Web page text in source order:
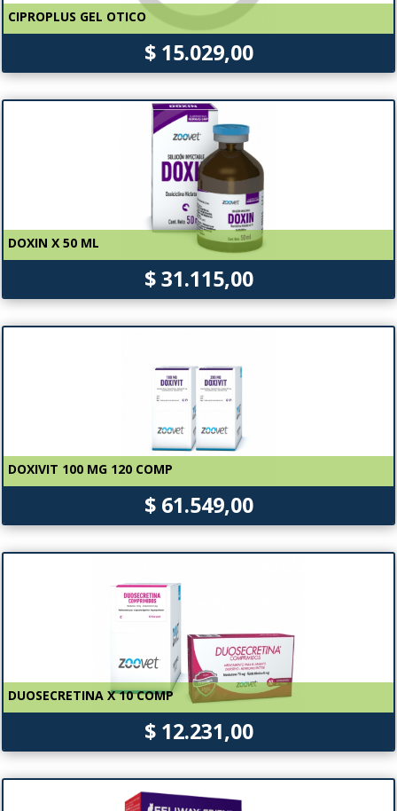
CIPROPLUS GEL OTICO
$ 15.029,00
DOXIN X 50 ML
$ 31.115,00
DOXIVIT 100 MG 120 COMP
$ 61.549,00
DUOSECRETINA X 10 COMP
$ 12.231,00